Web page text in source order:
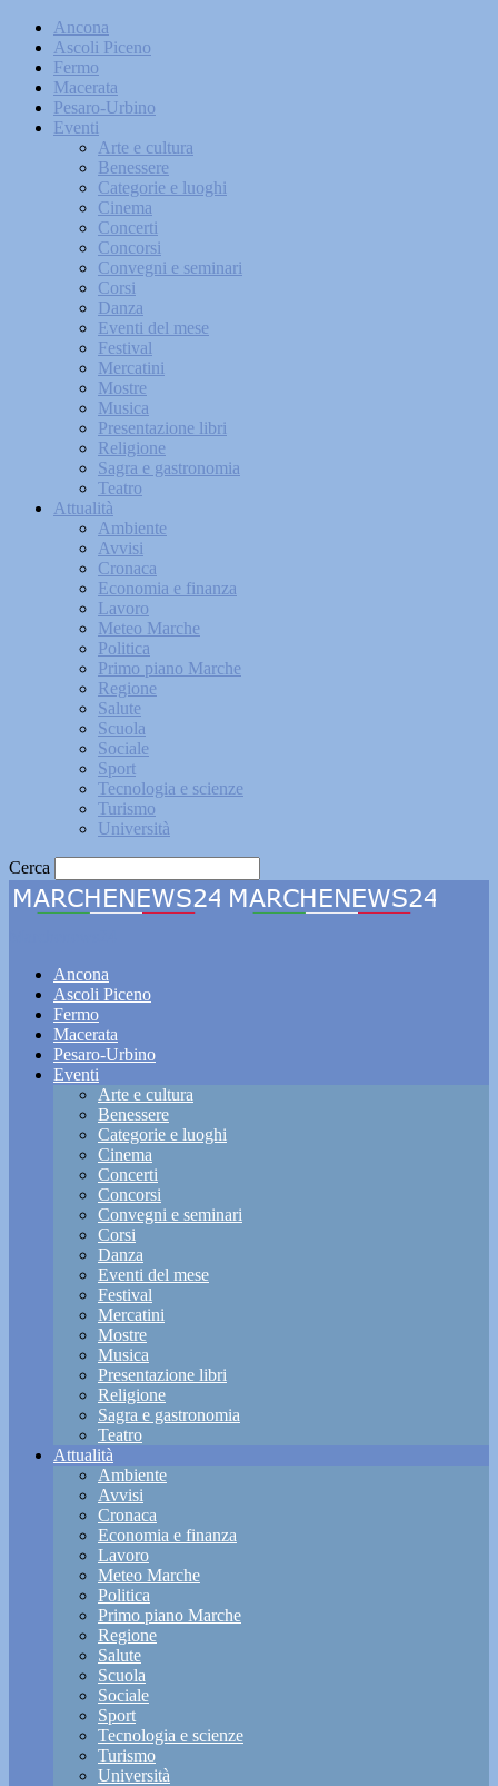
Ancona
Ascoli Piceno
Fermo
Macerata
Pesaro-Urbino
Eventi
Arte e cultura
Benessere
Categorie e luoghi
Cinema
Concerti
Concorsi
Convegni e seminari
Corsi
Danza
Eventi del mese
Festival
Mercatini
Mostre
Musica
Presentazione libri
Religione
Sagra e gastronomia
Teatro
Attualità
Ambiente
Avvisi
Cronaca
Economia e finanza
Lavoro
Meteo Marche
Politica
Primo piano Marche
Regione
Salute
Scuola
Sociale
Sport
Tecnologia e scienze
Turismo
Università
Cerca
Ancona
Ascoli Piceno
Fermo
Macerata
Pesaro-Urbino
Eventi
Arte e cultura
Benessere
Categorie e luoghi
Cinema
Concerti
Concorsi
Convegni e seminari
Corsi
Danza
Eventi del mese
Festival
Mercatini
Mostre
Musica
Presentazione libri
Religione
Sagra e gastronomia
Teatro
Attualità
Ambiente
Avvisi
Cronaca
Economia e finanza
Lavoro
Meteo Marche
Politica
Primo piano Marche
Regione
Salute
Scuola
Sociale
Sport
Tecnologia e scienze
Turismo
Università